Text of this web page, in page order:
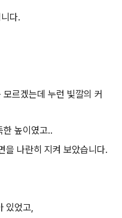
다.
르겠는데 누런 빛깔의 커
한 높이였고..
을 나란히 지켜 보았습니다.
있었고,